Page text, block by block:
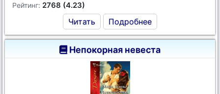
Рейтинг: 2768 (4.23)
Читать Подробнее
Непокорная невеста